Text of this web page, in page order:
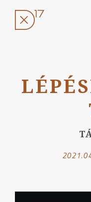
tartalomhoz